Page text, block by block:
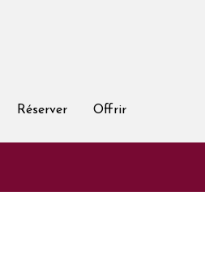
Réserver Offrir